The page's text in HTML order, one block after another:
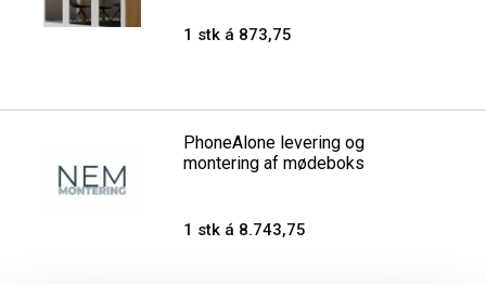
1 stk á 873,75
PhoneAlone levering og
montering af mødeboks
1 stk á 8.743,75